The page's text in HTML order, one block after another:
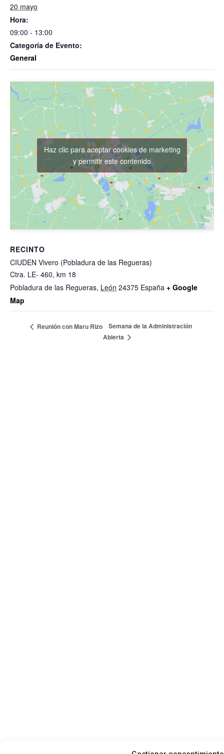
20 mayo
Hora:
09:00 - 13:00
Categoría de Evento:
General
RECINTO
CIUDEN Vivero (Pobladura de las Regueras)
Ctra. LE- 460, km 18
Pobladura de las Regueras, León 24375 España + Google
Map
Haz clic para aceptar cookies de marketing
y permitir este contenido
Reunión con Maru Rizo
Semana de la Administración
Abierta